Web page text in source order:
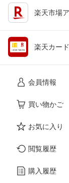
楽天市場
楽天カー
会員情報
買い物かご
お気に入り
閲覧履歴
購入履歴